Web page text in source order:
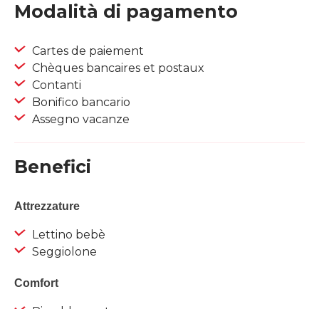
Modalità di pagamento
Cartes de paiement
Chèques bancaires et postaux
Contanti
Bonifico bancario
Assegno vacanze
Benefici
Attrezzature
Lettino bebè
Seggiolone
Comfort